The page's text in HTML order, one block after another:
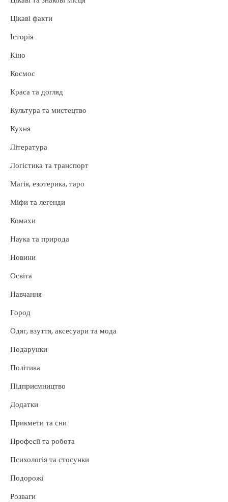
Цікаві факти
Історія
Кіно
Космос
Краса та догляд
Культура та мистецтво
Кухня
Література
Логістика та транспорт
Магія, езотерика, таро
Міфи та легенди
Комахи
Наука та природа
Новини
Освіта
Навчання
Город
Одяг, взуття, аксесуари та мода
Подарунки
Політика
Підприємництво
Додатки
Прикмети та сни
Професії та робота
Психологія та стосунки
Подорожі
Розваги